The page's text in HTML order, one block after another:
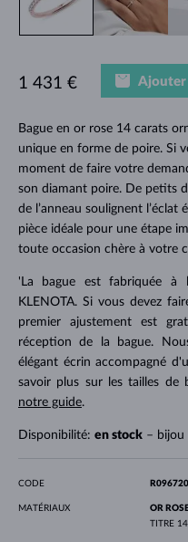
Bague en or rose 14 carats
unique en forme de poire. Si
moment de faire votre
son diamant poire. De petits
de l’anneau soulignent
pièce idéale pour une étape
toute occasion chère à votre
'La bague est fabriquée à
KLENOTA. Si vous devez
premier ajustement est
réception de la bague.
élégant écrin accompagné
savoir plus sur les tailles de
notre guide.
Disponibilité: en stock– bijou
1 431 € Ajouter
CODE
MATÉRIAUX
OR
TITRE